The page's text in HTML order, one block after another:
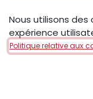
Email*
Nous utilisons des
expérience
Politique relative aux